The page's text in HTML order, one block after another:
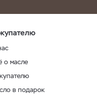
о масле
в подарок